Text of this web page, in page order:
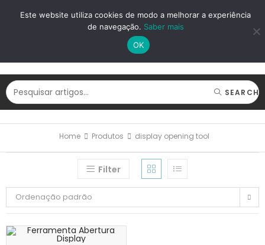
LOGIN REGISTAR
SEARCH
Home Produtos display opening tool
Filter
Ordenação padrão
Este website utiliza cookies de modo a melhorar a experiência
de navegação. Saber mais
OK